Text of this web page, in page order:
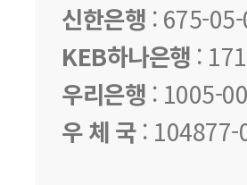
신한은행 : 675-
KEB하나은행 :
우리은행 : 1005-
우 체 국: 104877-